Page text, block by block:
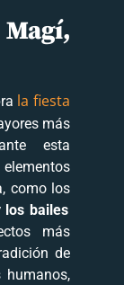
la fiesta
más
esta
como los
los bailes
más
de